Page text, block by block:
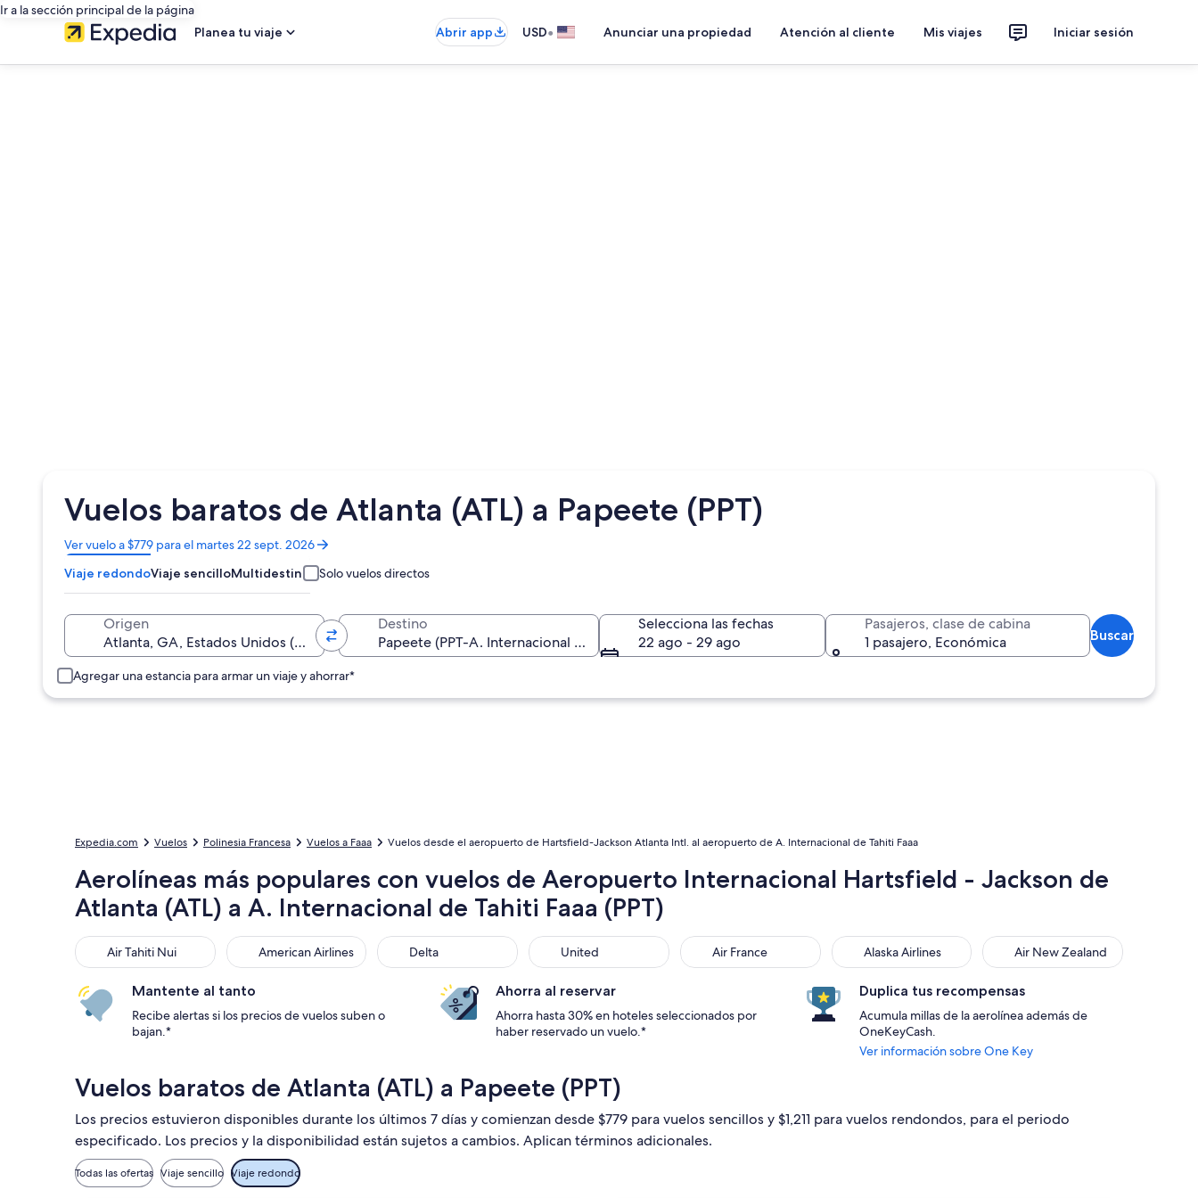
Ir a la sección principal de la página
Planea tu viaje
Abrir app USD• Anunciar una propiedad Atención al cliente Mis viajes Iniciar sesión
Vuelos baratos de Atlanta (ATL) a Papeete (PPT)
Ver vuelo a $779 para el martes 22 sept. 2026
Se
abrirá
en
una
ventana
Viaje redondoViaje sencilloMultidestino Solo vuelos directos
Origen Destino
Selecciona las fechas
22 ago - 29 ago
Pasajeros, clase de cabina
1 pasajero, Económica
Buscar
Agregar una estancia para armar un viaje y ahorrar*
Expedia.com Vuelos Polinesia Francesa Vuelos a Faaa Vuelos desde el aeropuerto de Hartsfield-Jackson Atlanta Intl. al aeropuerto de A. Internacional de Tahiti Faaa
Aerolíneas más populares con vuelos de Aeropuerto Internacional Hartsfield - Jackson de
Atlanta (ATL) a A. Internacional de Tahiti Faaa (PPT)
Air Tahiti Nui
Air Tahiti Nui American Airlines
American Airlines Delta
Delta United
United Air France
Air France Alaska Airlines
Alaska Airlines Air New Zealand
Air New Zealand
Mantente al tanto
Recibe alertas si los precios de vuelos suben o
bajan.*
Ahorra al reservar
Ahorra hasta 30% en hoteles seleccionados por
haber reservado un vuelo.*
Duplica tus recompensas
Acumula millas de la aerolínea además de
OneKeyCash.
Ver información sobre One Key
Vuelos baratos de Atlanta (ATL) a Papeete (PPT)
Los precios estuvieron disponibles durante los últimos 7 días y comienzan desde $779 para vuelos sencillos y $1,211 para vuelos rendondos, para el periodo
especificado. Los precios y la disponibilidad están sujetos a cambios. Aplican términos adicionales.
Todas las ofertas Viaje sencillo Viaje redondo